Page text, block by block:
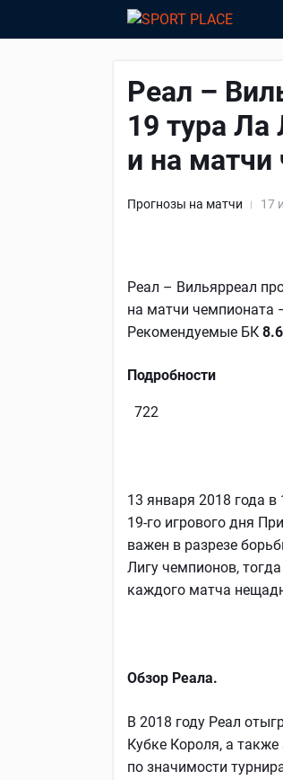
Реал –
19 тура Ла
и на матчи
Прогнозы на матчи 17
Реал – Вильярреал
на матчи чемпионата
Рекомендуемые БК
Подробности
722
13 января 2018 года
19-го игрового дня
важен в разрезе
Лигу чемпионов,
каждого матча
Обзор Реала.
В 2018 году Реал
Кубке Короля, а
по значимости